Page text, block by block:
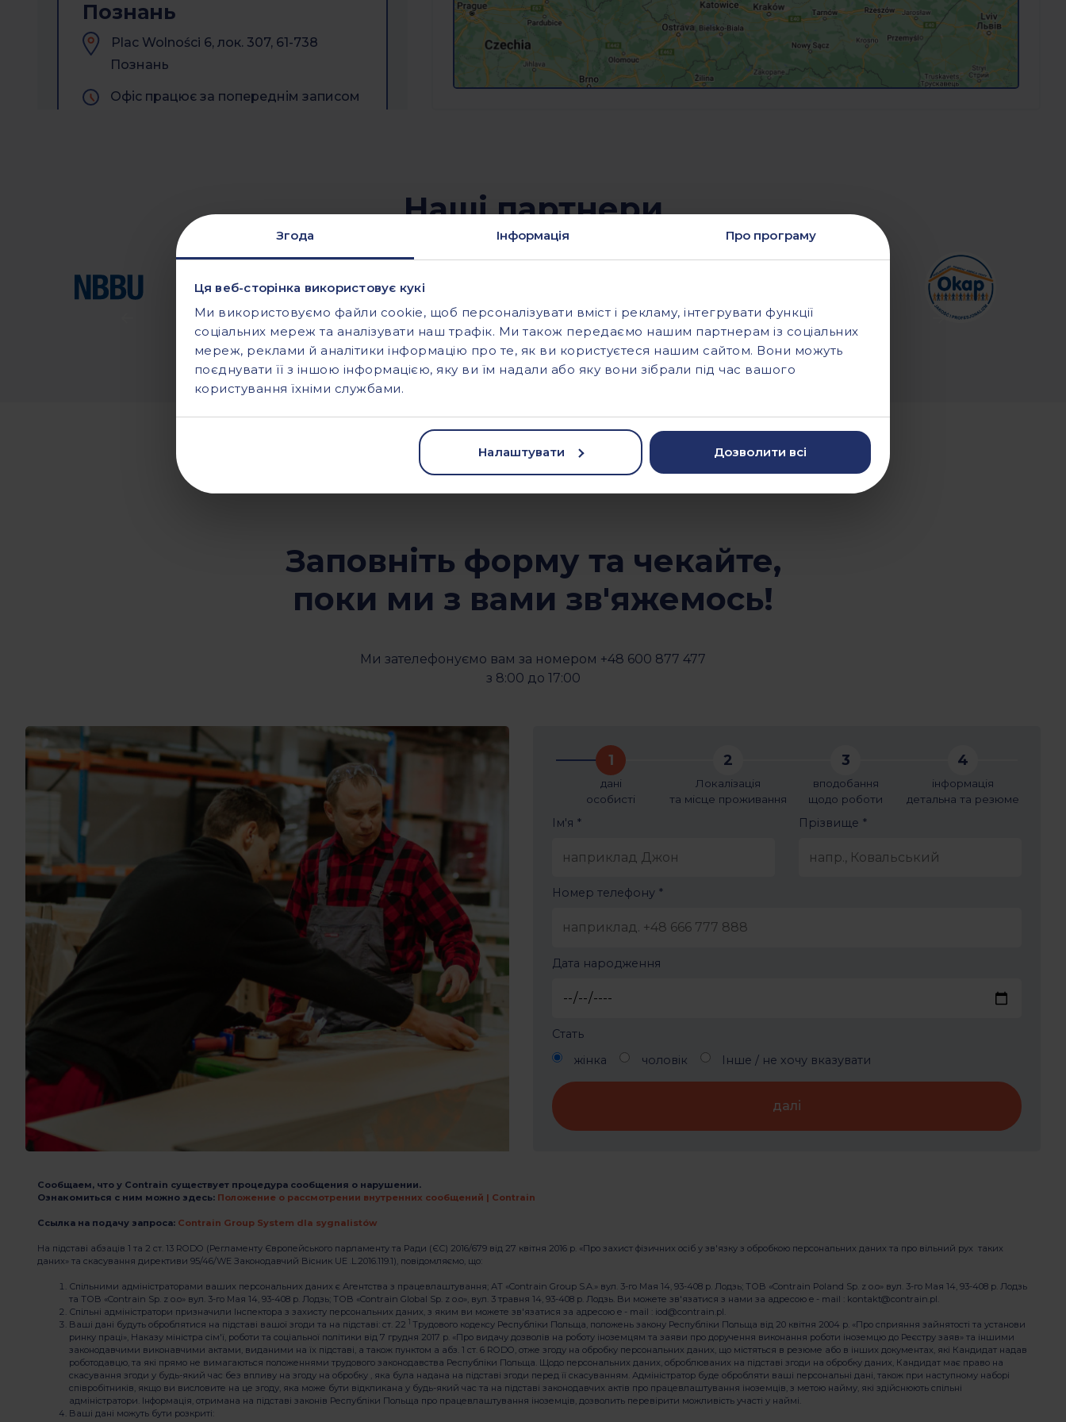
Згода Інформація Про програму
Ця веб-сторінка використовує кукі
Ми використовуємо файли cookie, щоб персоналізувати вміст і рекламу, інтегрувати функції
соціальних мереж та аналізувати наш трафік. Ми також передаємо нашим партнерам із соціальних
мереж, реклами й аналітики інформацію про те, як ви користуєтеся нашим сайтом. Вони можуть
поєднувати її з іншою інформацією, яку ви їм надали або яку вони зібрали під час вашого
користування їхніми службами.
Налаштувати Дозволити всі
Познань
Plac Wolności 6, лок. 307, 61-738
Познань
Офіс працює за попереднім записом
Дрезденко
вул. Kopernika 11в, 66-530, Дрезденко
Працюємо з 07:00 до 15:00
Перемишль
вулиця Franciszkańska 31, 37-700,
Працюємо з 08:00 до 16:00
вулиця Sierakowskiego 15/17, 97-500,
Ольштин
вулиця Niepodległości 57А, 11-041,
Працюємо з 08:00 до 16:00
вул. Домініканська, 9, 87-100 Торунь,
Працюємо з 08:00 до 16:00
Наші партнери
Заповніть форму та чекайте,
поки ми з вами зв'яжемось!
Ми зателефонуємо вам за номером +48 600 877 477
з 8:00 до 17:00
1
дані
особисті
2
Локалізація
та місце проживання
3
вподобання
щодо роботи
4
інформація
детальна та резюме
Ім'я * Прізвище *
Номер телефону *
Дата народження
Стать
жінка
чоловік Інше / не хочу вказувати
далі
Сообщаем, что у Contrain существует процедура сообщения о нарушении.
Ознакомиться с ним можно здесь: Положение o рассмотрении внутренних сообщений | Contrain
Ссылка на подачу запроса: Contrain Group System dla sygnalistów
На підставі абзаців 1 та 2 ст. 13 RODO (Регламенту Європейського парламенту та Ради (ЄС) 2016/679 від 27 квітня 2016 р. «Про захист фізичних осіб у зв'язку з обробкою персональних даних та про вільний рух таких
даних» та скасування директиви 95/46/WE Законодавчий Вісник UE .L.2016.119.1), повідомляємо, що:
Спільними адміністраторами ваших персональних даних є Агентства з працевлаштування; АТ «Contrain Group S.A.» вул. 3-го Мая 14, 93-408 р. Лодзь; ТОВ «Contrain Poland Sp. z o.o» вул. 3-го Мая 14, 93-408 р. Лодзь
та ТОВ «Contrain Sp. z o.o» вул. 3-го Мая 14, 93-408 р. Лодзь; ТОВ «Contrain Global Sp. z o.o», вул. 3 травня 14, 93-408 р. Лодзь. Ви можете зв'язатися з нами за адресою e - mail : kontakt@contrain.pl.
Спільні адміністратори призначили Інспектора з захисту персональних даних, з яким ви можете зв'язатися за адресою e - mail : iod@contrain.pl.
Ваші дані будуть оброблятися на підставі вашої згоди та на підставі: ст. 22 1 Трудового кодексу Республіки Польща, положень закону Республіки Польща від 20 квітня 2004 р. «Про сприяння зайнятості та установи
ринку праці», Наказу міністра сім'ї, роботи та соціальної політики від 7 грудня 2017 р. «Про видачу дозволів на роботу іноземцям та заяви про доручення виконання роботи іноземцю до Реєстру заяв» та іншими
законодавчими виконавчими актами, виданими на їх підставі, а також пунктом а абз. 1 ст. 6 RODO, отже згоду на обробку персональних даних, що містяться в резюме або в інших документах, які Кандидат надав
роботодавцю, та які прямо не вимагаються положеннями трудового законодавства Республіки Польща. Щодо персональних даних, оброблюваних на підставі згоди на обробку даних, Кандидат має право на
скасування згоди у будь-який час без впливу на згоду на обробку , яка була надана на підставі згоди перед її скасуванням. Адміністратор буде обробляти ваші персональні дані, також при наступному наборі
співробітників, якщо ви висловите на це згоду, яка може бути відкликана у будь-який час та на підставі законодавчих актів про працевлаштування іноземців, з метою найму, які здійснюють спільні
адміністратори. Інформація, отримана на підставі законів Республіки Польща про працевлаштування іноземців, дозволить перевірити можливість участі у наймі.
Ваші дані можуть бути розкриті: